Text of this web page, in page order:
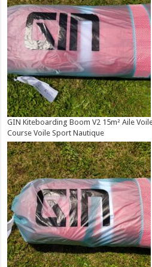
GIN Kiteboarding Boom V2 15m² Aile
Course Voile Sport Nautique